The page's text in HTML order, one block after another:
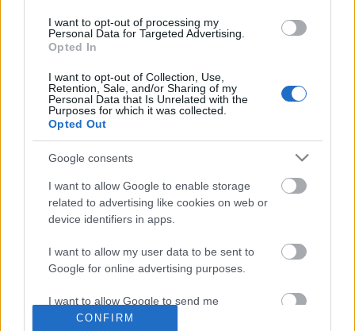
I want to opt-out of processing my
Personal Data for Targeted Advertising.
Opted In
I want to opt-out of Collection, Use,
Retention, Sale, and/or Sharing of my
Personal Data that Is Unrelated with the
Purposes for which it was collected.
Opted Out
Google consents
I want to allow Google to enable storage
related to advertising like cookies on web or
device identifiers in apps.
I want to allow my user data to be sent to
Google for online advertising purposes.
I want to allow Google to send me
personalized advertising.
CONFIRM
Címkék:rock ac/dc hír acdc
Ajánlott bejegyzések:
Kanye West nem ad ki több lemezt, amíg
meg nem szabadul a kiadóitól
Dave Grohl dalt írt egy tízéves dobos
kislányról